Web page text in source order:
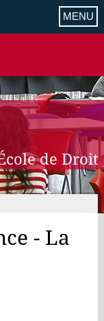
MENU
de Droit
- La